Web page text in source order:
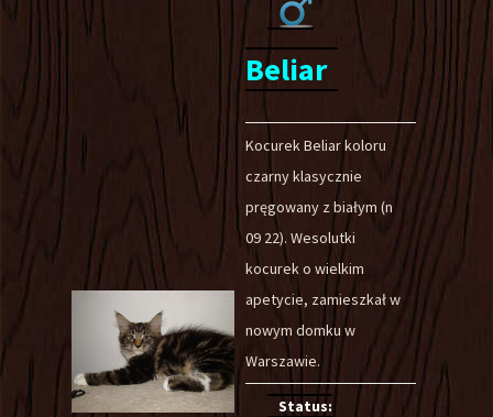
Beliar
Kocurek Beliar koloru
czarny klasycznie
pręgowany z białym (n
09 22). Wesolutki
kocurek o wielkim
apetycie, zamieszkał w
nowym domku w
Warszawie.
Status: